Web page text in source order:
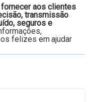
aos clientes
transmissão
seguros e
felizes emajudar